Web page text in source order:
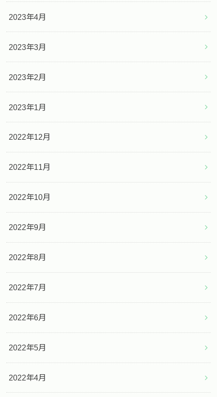
2023年4月
2023年3月
2023年2月
2023年1月
2022年12月
2022年11月
2022年10月
2022年9月
2022年8月
2022年7月
2022年6月
2022年5月
2022年4月